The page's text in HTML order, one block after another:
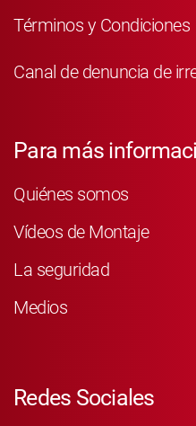
Términos y Condiciones
Canal de denuncia de
Para más
Quiénes somos
Vídeos de Montaje
La seguridad
Medios
Redes Sociales